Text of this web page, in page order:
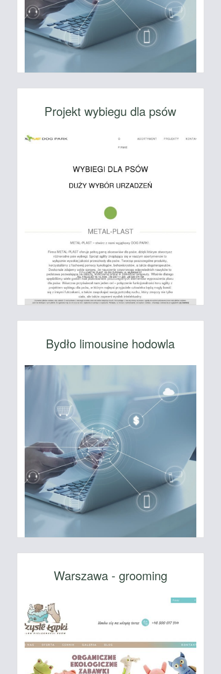
Projekt wybiegu dla psów
Bydło limousine hodowla
Warszawa - grooming